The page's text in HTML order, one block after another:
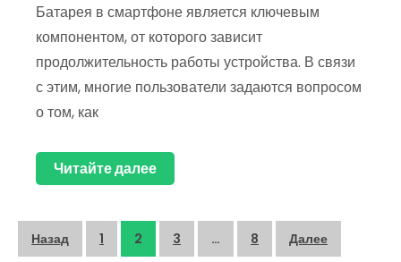
Батарея в смартфоне является ключевым
компонентом, от которого зависит
продолжительность работы устройства. В связи
с этим, многие пользователи задаются вопросом
о том, как
Читайте далее
Пагинация
Назад 1 2 3 … 8 Далее